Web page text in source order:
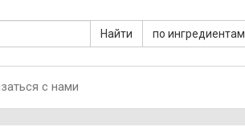
Найти по ингредиентам
с нами